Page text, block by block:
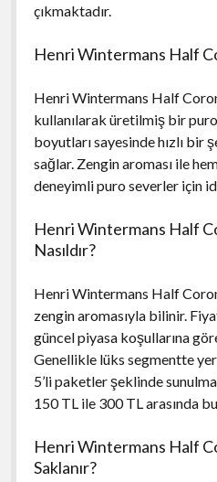
çıkmaktadır.
Henri Wintermans Half
Henri Wintermans Half
kullanılarak üretilmiş bir
boyutları sayesinde hızlı bir
sağlar. Zengin aroması ile
deneyimli puro severler için
Henri Wintermans Half
Nasıldır?
Henri Wintermans Half
zengin aromasıyla bilinir.
güncel piyasa koşullarına
Genellikle lüks segmentte
5’li paketler şeklinde
150 TL ile 300 TL arasında
Henri Wintermans Half
Saklanır?